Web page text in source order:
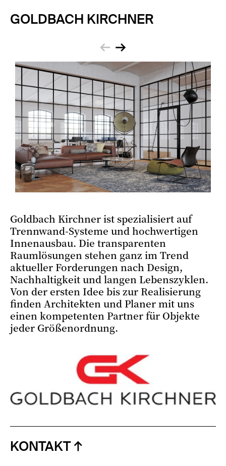
GOLDBACH KIRCHNER
zurück
weiter
Goldbach Kirchner ist spezialisiert auf
Trennwand-Systeme und hochwertigen
Innenausbau. Die transparenten
Raumlösungen stehen ganz im Trend
aktueller Forderungen nach Design,
Nachhaltigkeit und langen Lebenszyklen.
Von der ersten Idee bis zur Realisierung
finden Architekten und Planer mit uns
einen kompetenten Partner für Objekte
jeder Größenordnung.
KONTAKT